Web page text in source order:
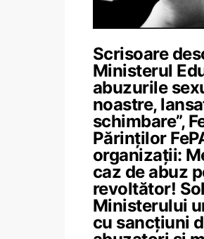
Scrisoare
Ministerul
abuzurile
noastre,
schimbare”,
Părinților
organizații:
caz de abuz
revoltător!
Ministerului
cu sancţiuni